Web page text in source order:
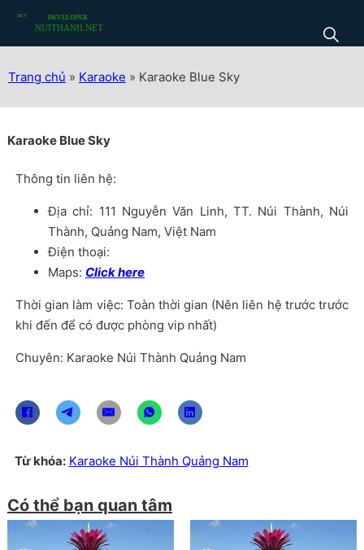
Trang chủ » Karaoke » Karaoke Blue Sky
Karaoke Blue Sky
Thông tin liên hệ:
Địa chỉ: 111 Nguyễn Văn Linh, TT. Núi Thành, Núi
Thành, Quảng Nam, Việt Nam
Điện thoại:
Maps: Click here
Thời gian làm việc: Toàn thời gian (Nên liên hệ trước trước
khi đến để có được phòng vip nhất)
Chuyên: Karaoke Núi Thành Quảng Nam
Từ khóa: Karaoke Núi Thành Quảng Nam
Có thể bạn quan tâm